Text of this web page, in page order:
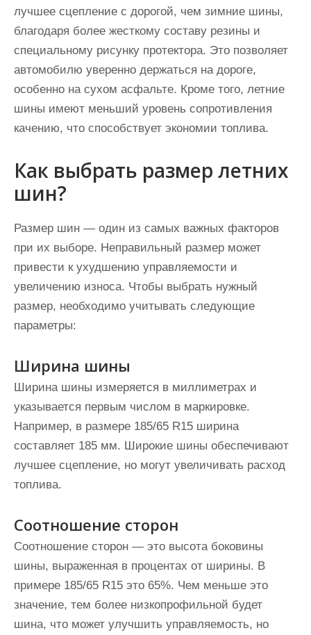
лучшее сцепление с дорогой, чем зимние шины,
благодаря более жесткому составу резины и
специальному рисунку протектора. Это позволяет
автомобилю уверенно держаться на дороге,
особенно на сухом асфальте. Кроме того, летние
шины имеют меньший уровень сопротивления
качению, что способствует экономии топлива.
Как выбрать размер летних
шин?
Размер шин — один из самых важных факторов
при их выборе. Неправильный размер может
привести к ухудшению управляемости и
увеличению износа. Чтобы выбрать нужный
размер, необходимо учитывать следующие
параметры:
Ширина шины
Ширина шины измеряется в миллиметрах и
указывается первым числом в маркировке.
Например, в размере 185/65 R15 ширина
составляет 185 мм. Широкие шины обеспечивают
лучшее сцепление, но могут увеличивать расход
топлива.
Соотношение сторон
Соотношение сторон — это высота боковины
шины, выраженная в процентах от ширины. В
примере 185/65 R15 это 65%. Чем меньше это
значение, тем более низкопрофильной будет
шина, что может улучшить управляемость, но